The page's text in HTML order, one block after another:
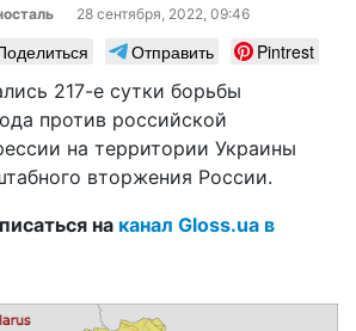
28 сентября, 2022, 09:46
Отправить
Pintrest
217-е сутки борьбы
против российской
на территории Украины
вторжения России.
на канал Gloss.ua в